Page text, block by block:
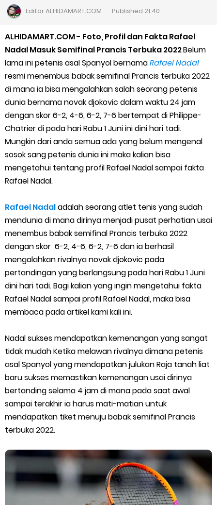
Cara Daftar Goshop agar Cepat Diterima
Apa itu Grab Saap? Layanan Antri Online Terbaru Dari Grab
Cara Ping DNS Server Gojek Gopartner
Cara Mudah Melihat Nomor Shopeepay Sendiri dan Orang Lain
7 Cara Mudah Top Up Grab untuk Driver
5 Versi Map Paling Gacor Untuk Ojek Online
Penyebab dan Cara Memulihkan Akun Gojek Dibekukan
Cara Menggunakan Paket Telkomsel Mitra Gojek
5 Cara Top Up InDriver dengan Mudah
5 Biaya Potongan Shopee Food yang Perlu Kamu Ketahui
10 Cara Jitu Autobid Untuk Lala Motor dan Mobil 2023
Batas Saldo Untuk Akun Gopay Biasa dan Upgrade
Cara Mudah Melihat QR dan Barcode Shopeepay
Enroute Drop: Arti dan Penjelasan Resi Gosend
Cara Transfer Gopay ke Shopeepay Tanpa Potongan
Cara Ping Server Shopee Food 2022
Cara Menghubungi CS Lalamove dan Jam Operasionalnya
Cara Mengatasi Aplikasi Gojek Mengalami Gangguan
DNS Server Gojek Driver Terbaru 2026: Panduan Lengkap DNS
Server Gojek Terbaru dan IP Server GoPartner Gojek
Thursday, 6 August
EditorALHIDAMART.COM Published 21.40
ALHIDAMART.COM - Foto, Profil dan Fakta Rafael
Nadal Masuk Semifinal Prancis Terbuka 2022Belum
lama ini petenis asal Spanyol bernamaRafael Nadal
resmi menembus babak semifinal Prancis terbuka 2022
di mana ia bisa mengalahkan salah seorang petenis
dunia bernama novak djokovic dalam waktu 24 jam
dengan skor 6-2, 4-6, 6-2, 7-6 bertempat di Philippe-
Chatrier di pada hari Rabu 1 Juni ini dini hari tadi.
Mungkin dari anda semua ada yang belum mengenal
sosok sang petenis dunia ini maka kalian bisa
mengetahui tentang profil Rafael Nadal sampai fakta
Rafael Nadal.
Rafael Nadaladalah seorang atlet tenis yang sudah
mendunia di mana dirinya menjadi pusat perhatian usai
menembus babak semifinal Prancis terbuka 2022
dengan skor 6-2, 4-6, 6-2, 7-6 dan ia berhasil
mengalahkan rivalnya novak djokovic pada
pertandingan yang berlangsung pada hari Rabu 1 Juni
dini hari tadi. Bagi kalian yang ingin mengetahui fakta
Rafael Nadal sampai profil Rafael Nadal, maka bisa
membaca pada artikel kami kali ini.
Nadal sukses mendapatkan kemenangan yang sangat
tidak mudah Ketika melawan rivalnya dimana petenis
asal Spanyol yang mendapatkan julukan Raja tanah liat
baru sukses memastikan kemenangan usai dirinya
bertanding selama 4 jam di mana pada saat awal
sampai terakhir ia harus mati-matian untuk
mendapatkan tiket menuju babak semifinal Prancis
terbuka 2022.